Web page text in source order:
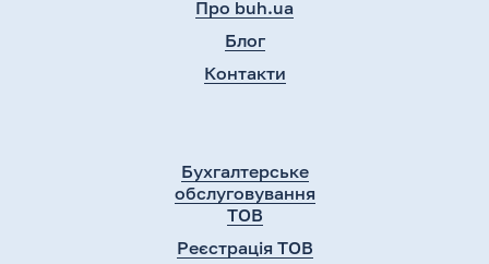
Про buh.ua
Блог
Контакти
Бухгалтерське
обслуговування
ТОВ
Реєстрація ТОВ